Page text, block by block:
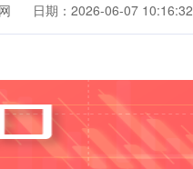
日期：2026-06-07 10:16:32